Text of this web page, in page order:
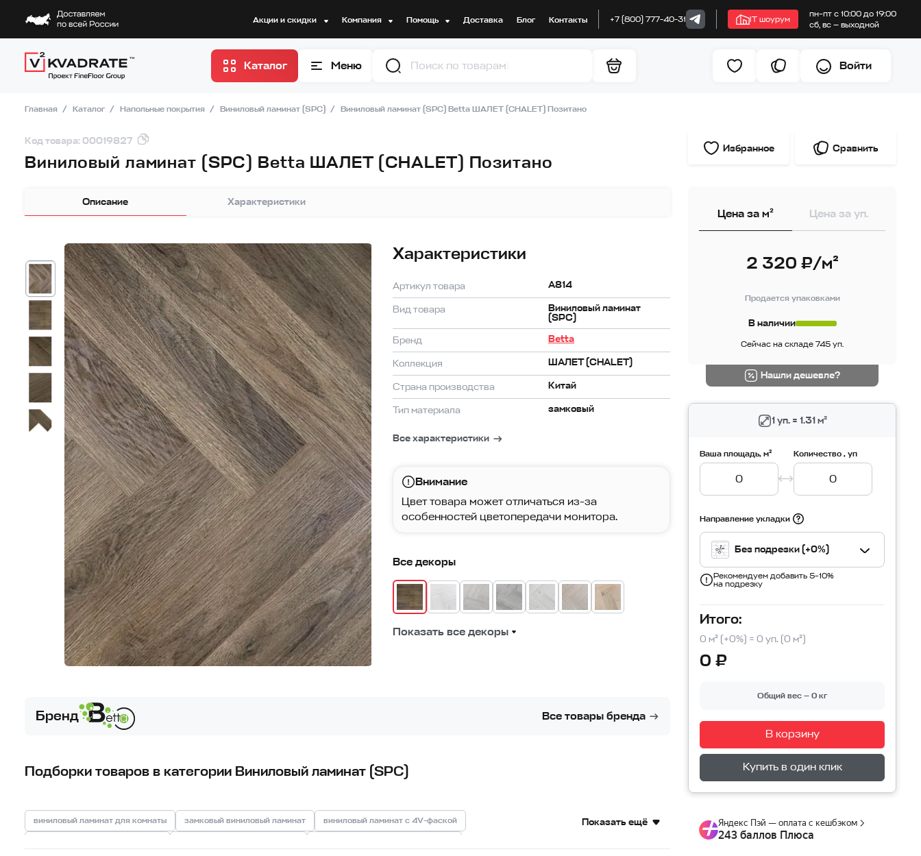
Акции и скидки Компания Помощь Доставка Блог Контакты +7 (800) 777-40-31 IT шоурум
пн–пт с 10:00 до 19:00
сб, вс — выходной
Каталог Меню Поис Войти
Главная Каталог Напольные покрытия Виниловый ламинат (SPC) Виниловый ламинат (SPC) Betta ШАЛЕТ (CHALET) Позитано
Код товара: 00019827
Виниловый ламинат (SPC) Betta ШАЛЕТ (CHALET) Позитано
Описание Характеристики
Характеристики
Артикул товара A814
Вид товара
Виниловый ламинат
(SPC)
Бренд
Betta
Коллекция ШАЛЕТ (CHALET)
Страна производства Китай
Тип материала замковый
Все характеристики
Внимание
Цвет товара может отличаться из-за
особенностей цветопередачи монитора.
Все декоры
Показать все декоры
Бренд Все товары бренда
Подборки товаров в категории Виниловый ламинат (SPC)
виниловый ламинат для комнаты замковый виниловый ламинат
виниловый ламинат с 4V-фаской
Показать ещё
Избранное Сравнить
Цена за м² Цена за уп.
2 320 ₽/м²
Продается упаковками
В наличии
Сейчас на складе 745 уп.
Нашли дешевле?
1 уп. = 1.31 м²
Ваша площадь, м² Количество , уп
Направление укладки
Без подрезки (+0%)
Рекомендуем добавить 5–10%
на подрезку
Итого:
0 м² (+0%) = 0 уп. (0 м²)
0 ₽
Общий вес — 0 кг
В корзину
Перейти в корзину
Купить в один клик